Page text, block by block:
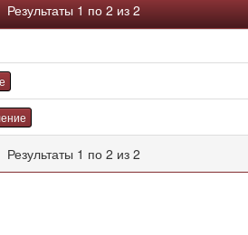
Результаты 1 по 2 из 2
Результаты 1 по 2 из 2